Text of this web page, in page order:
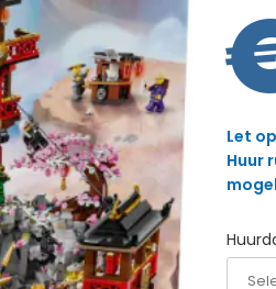
Let
Huur